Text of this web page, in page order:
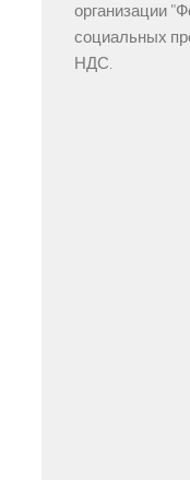
организации
социальных
НДС.